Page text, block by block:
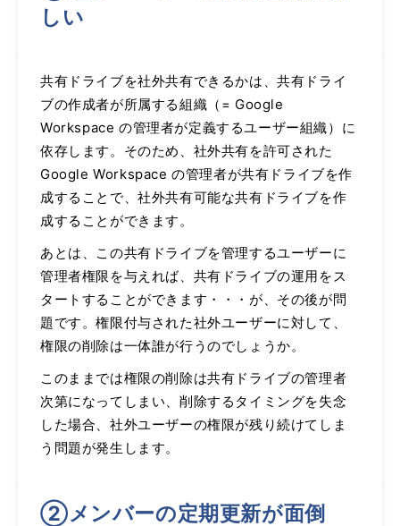
しい
共有ドライブを社外共有できるかは、共有ドライ
ブの作成者が所属する組織（= Google
Workspace の管理者が定義するユーザー組織）に
依存します。そのため、社外共有を許可された
Google Workspace の管理者が共有ドライブを作
成することで、社外共有可能な共有ドライブを作
成することができます。
あとは、この共有ドライブを管理するユーザーに
管理者権限を与えれば、共有ドライブの運用をス
タートすることができます・・・が、その後が問
題です。権限付与された社外ユーザーに対して、
権限の削除は一体誰が行うのでしょうか。
このままでは権限の削除は共有ドライブの管理者
次第になってしまい、削除するタイミングを失念
した場合、社外ユーザーの権限が残り続けてしま
う問題が発生します。
②メンバーの定期更新が面倒